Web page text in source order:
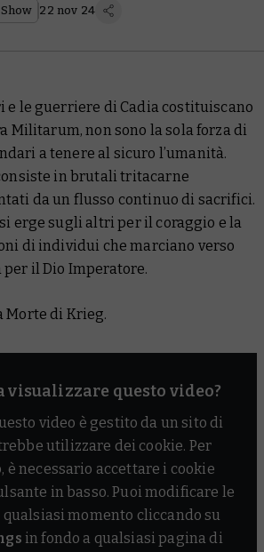
22 nov 24
e le guerriere di Cadia costituiscano
Militarum, non sono la sola forza di
a tenere al sicuro l’umanità.
in brutali tritacarne
da un flusso continuo di sacrifici.
si erge sugli altri per il coraggio e la
di individui che marciano verso
il Dio Imperatore.
Morte di Krieg.
visualizzare questo video?
video è gestito da un sito di
utilizzare dei cookie. Per
è necessario accettare i cookie
in basso. Puoi modificare le
momento cliccando su
in fondo a qualsiasi pagina di